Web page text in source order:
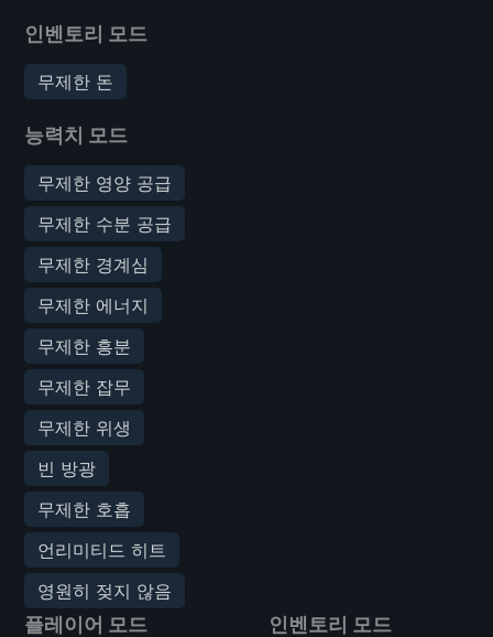
인벤토리 모드
무제한 돈
능력치 모드
무제한 영양 공급
무제한 수분 공급
무제한 경계심
무제한 에너지
무제한 흥분
무제한 잡무
무제한 위생
빈 방광
무제한 호흡
언리미티드 히트
영원히 젖지 않음
플레이어 모드 인벤토리 모드